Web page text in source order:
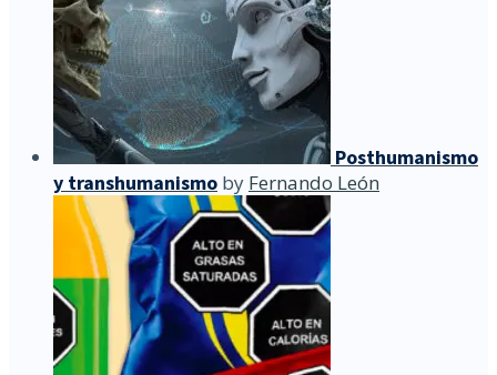
Posthumanismo
y transhumanismo by Fernando León